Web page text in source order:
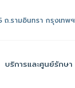
ถ.รามอินทรา กรุงเทพฯ
บริการและศูนย์รักษา